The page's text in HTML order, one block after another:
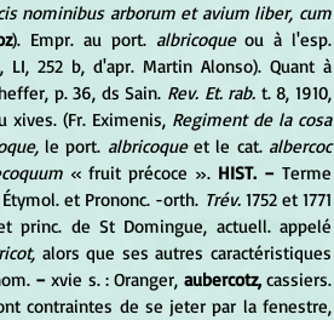
nominibus arborum et avium liber, cum
). Empr. au port. albricoque
p. 36, ds Sain. Rev. Et. rab. t. 8, 1910,
(Fr. Eximenis, Regiment de la cosa
le port. albricoque et le cat. albercoc
« fruit précoce ». HIST. − Terme
et Prononc. -orth. Trév. 1752 et 1771
alors que ses autres caractéristiques
− xvie s. : Oranger, aubercotz, cassiers.
contraintes de se jeter par la fenestre,